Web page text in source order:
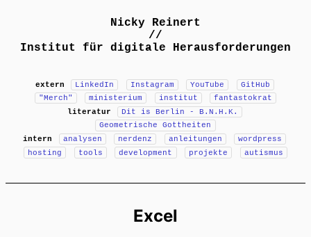
Nicky Reinert
//
Institut für digitale Herausforderungen
extern LinkedIn Instagram YouTube
GitHub
"Merch"
ministerium institut
fantastokrat
literatur
Dit is Berlin - B.N.H.K.
Geometrische Gottheiten
intern
analysen nerdenz anleitungen
wordpress
hosting
tools development projekte autismus
Excel